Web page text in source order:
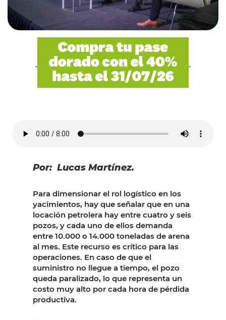
Por: Lucas Martínez.
Para dimensionar el rol logístico en los
yacimientos, hay que señalar que en una
locación petrolera hay entre cuatro y seis
pozos, y cada uno de ellos demanda
entre 10.000 o 14.000 toneladas de arena
al mes. Este recurso es crítico para las
operaciones. En caso de que el
suministro no llegue a tiempo, el pozo
queda paralizado, lo que representa un
costo muy alto por cada hora de pérdida
productiva.